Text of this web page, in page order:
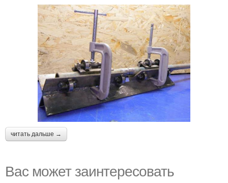
читать дальше →
Вас может заинтересовать